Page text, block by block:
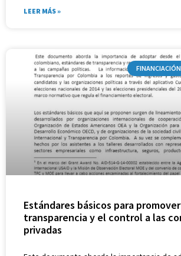
LEER MÁS »
Estándares básicos para
transparencia y el control a las
privadas